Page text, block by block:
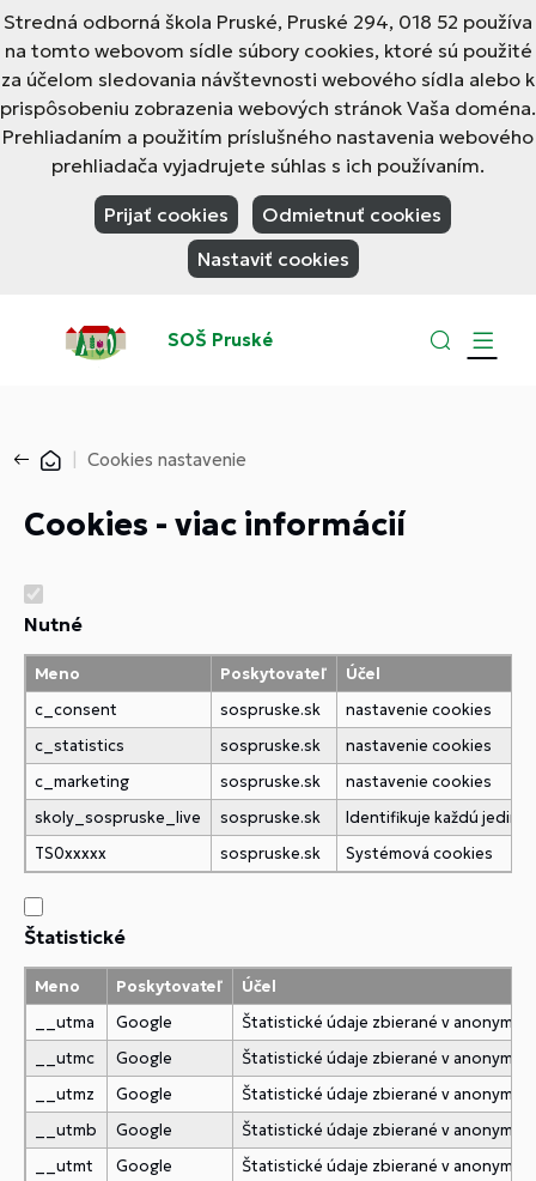
Stredná odborná škola Pruské, Pruské 294, 018 52 používa
na tomto webovom sídle súbory cookies, ktoré sú použité
za účelom sledovania návštevnosti webového sídla alebo k
prispôsobeniu zobrazenia webových stránok Vaša doména.
Prehliadaním a použitím príslušného nastavenia webového
prehliadača vyjadrujete súhlas s ich používaním.
Prijať cookies
Odmietnuť cookies
Nastaviť cookies
SOŠ Pruské
Cookies nastavenie
Cookies - viac informácií
Nutné
Meno Poskytovateľ
Účel
c_consent
sospruske.sk
nastavenie cookies
c_statistics
sospruske.sk
nastavenie cookies
c_marketing
sospruske.sk
nastavenie cookies
skoly_sospruske_live
sospruske.sk
Identifikuje každú
TS0xxxxx
sospruske.sk Systémová cookies
Štatistické
Meno Poskytovateľ
Účel
__utma
Google
Štatistické údaje zbierané v
__utmc
Google
Štatistické údaje zbierané v
__utmz
Google
Štatistické údaje zbierané v
__utmb
Google
Štatistické údaje zbierané v
__utmt
Google
Štatistické údaje zbierané v